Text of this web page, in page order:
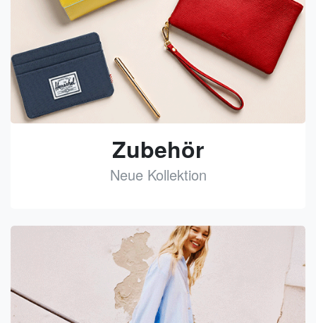
Zubehör
Neue Kollektion